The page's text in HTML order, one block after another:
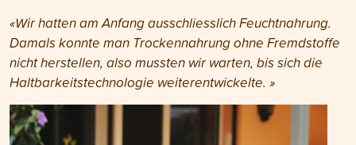
«Wir hatten am Anfang ausschliesslich Feuchtnahrung.
Damals konnte man Trockennahrung ohne Fremdstoffe
nicht herstellen, also mussten wir warten, bis sich die
Haltbarkeitstechnologie weiterentwickelte. »